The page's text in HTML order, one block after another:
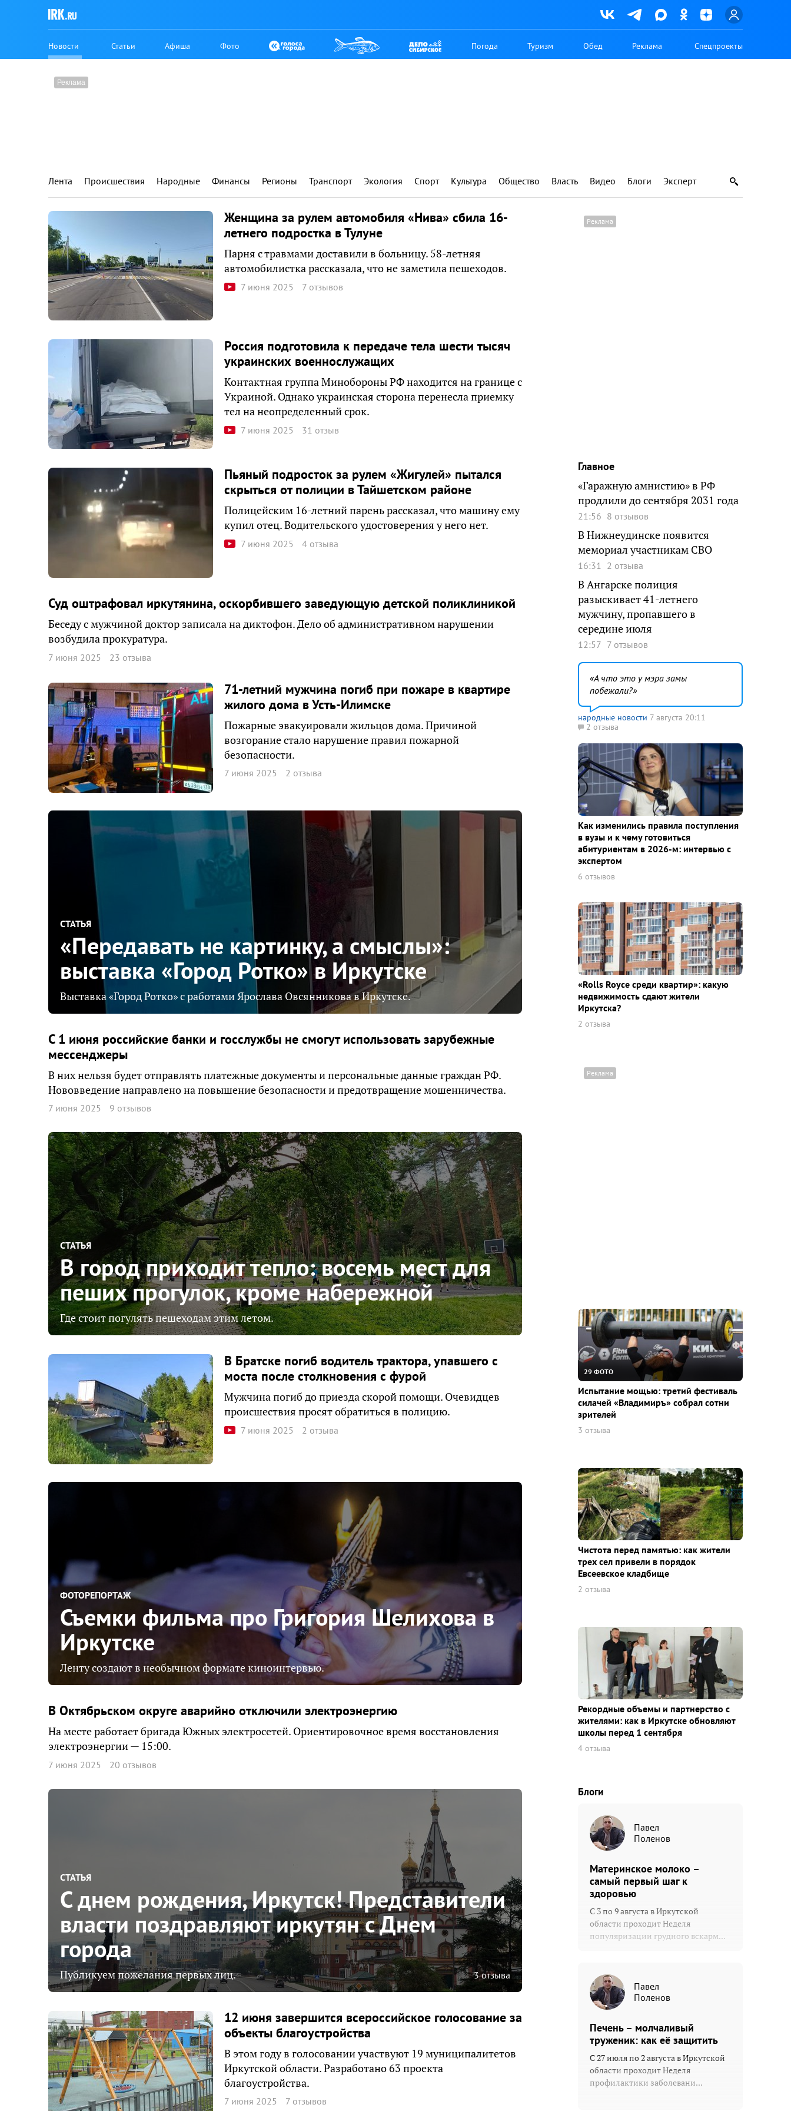
Новости Статьи Афиша Фото Погода Туризм Обед Реклама Спецпроекты
Лента Происшествия Народные Финансы Регионы Транспорт Экология Спорт Культура Общество Власть Видео Блоги Эксперт
Женщина за рулем автомобиля «Нива» сбила 16-
летнего подростка в Тулуне
Парня с травмами доставили в больницу. 58-летняя
автомобилистка рассказала, что не заметила пешеходов.
7 июня 2025 7 отзывов
Россия подготовила к передаче тела шести тысяч
украинских военнослужащих
Контактная группа Минобороны РФ находится на границе с
Украиной. Однако украинская сторона перенесла приемку
тел на неопределенный срок.
7 июня 2025 31 отзыв
Пьяный подросток за рулем «Жигулей» пытался
скрыться от полиции в Тайшетском районе
Полицейским 16-летний парень рассказал, что машину ему
купил отец. Водительского удостоверения у него нет.
7 июня 2025 4 отзыва
Суд оштрафовал иркутянина, оскорбившего заведующую детской поликлиникой
Беседу с мужчиной доктор записала на диктофон. Дело об административном нарушении
возбудила прокуратура.
7 июня 2025 23 отзыва
71-летний мужчина погиб при пожаре в квартире
жилого дома в Усть-Илимске
Пожарные эвакуировали жильцов дома. Причиной
возгорание стало нарушение правил пожарной
безопасности.
7 июня 2025 2 отзыва
СТАТЬЯ
«Передавать не картинку, а смыслы»:
выставка «Город Ротко» в Иркутске
Выставка «Город Ротко» с работами Ярослава Овсянникова в Иркутске.
С 1 июня российские банки и госслужбы не смогут использовать зарубежные
мессенджеры
В них нельзя будет отправлять платежные документы и персональные данные граждан РФ.
Нововведение направлено на повышение безопасности и предотвращение мошенничества.
7 июня 2025 9 отзывов
СТАТЬЯ
В город приходит тепло: восемь мест для
пеших прогулок, кроме набережной
Где стоит погулять пешеходам этим летом.
В Братске погиб водитель трактора, упавшего с
моста после столкновения с фурой
Мужчина погиб до приезда скорой помощи. Очевидцев
происшествия просят обратиться в полицию.
7 июня 2025 2 отзыва
ФОТОРЕПОРТАЖ
Съемки фильма про Григория Шелихова в
Иркутске
Ленту создают в необычном формате киноинтервью.
В Октябрьском округе аварийно отключили электроэнергию
На месте работает бригада Южных электросетей. Ориентировочное время восстановления
электроэнергии — 15:00.
7 июня 2025 20 отзывов
СТАТЬЯ
С днем рождения, Иркутск! Представители
власти поздравляют иркутян с Днем
города
Публикуем пожелания первых лиц. 3 отзыва
12 июня завершится всероссийское голосование за
объекты благоустройства
В этом году в голосовании участвуют 19 муниципалитетов
Иркутской области. Разработано 63 проекта
благоустройства.
7 июня 2025 7 отзывов
Главное
«Гаражную амнистию» в РФ
продлили до сентября 2031 года
21:56 8 отзывов
В Нижнеудинске появится
мемориал участникам СВО
16:31 2 отзыва
В Ангарске полиция
разыскивает 41-летнего
мужчину, пропавшего в
середине июля
12:57 7 отзывов
А что это у мэра замы
побежали?
народные новости 7 августа 20:11
2 отзыва
Как изменились правила поступления
в вузы и к чему готовиться
абитуриентам в 2026-м: интервью с
экспертом
6 отзывов
«Rolls Royce среди квaртир»: какую
недвижимость сдают жители
Иркутска?
2 отзыва
29 ФОТО
Испытание мощью: третий фестиваль
силачей «Владимиръ» собрал сотни
зрителей
3 отзыва
Чистота перед памятью: как жители
трех сел привели в порядок
Евсеевское кладбище
2 отзыва
Рекордные объемы и партнерство с
жителями: как в Иркутске обновляют
школы перед 1 сентября
4 отзыва
Блоги
Павел
Поленов
Материнское молоко –
самый первый шаг к
здоровью
С 3 по 9 августа в Иркутской
области проходит Неделя
популяризации грудного вскарм...
Павел
Поленов
Печень – молчаливый
труженик: как её защитить
С 27 июля по 2 августа в Иркутской
области проходит Неделя
профилактики заболевани...